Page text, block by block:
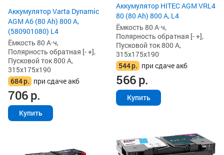
Аккумулятор Varta Dynamic
AGM A6 (80 Ah) 800 А,
(580901080) L4
Ёмкость 80 А·ч,
Полярность обратная [- +],
Пусковой ток 800 А,
315x175x190
684р. при сдаче акб
706р.
Купить
Аккумулятор HITEC AGM VRL4
80 (80 Ah) 800 А, L4
Ёмкость 80 А·ч,
Полярность обратная [- +],
Пусковой ток 800 А,
315x175x190
544р. при сдаче акб
566р.
Купить